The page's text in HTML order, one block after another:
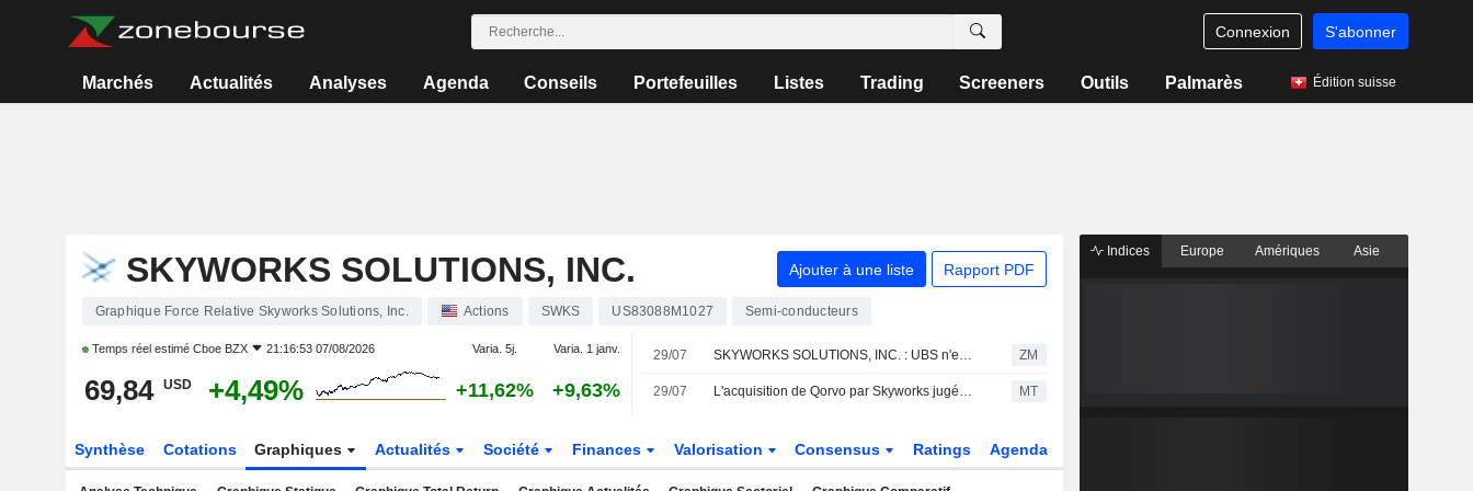
Connexion S'abonner
Marchés Actualités Analyses Agenda Conseils Portefeuilles Listes Trading Screeners Outils Palmarès Édition suisse
SKYWORKS SOLUTIONS, INC. Ajouter à une liste Rapport PDF
Graphique Force Relative Skyworks Solutions, Inc. Actions SWKS US83088M1027 Semi-conducteurs
Temps réel estimé Cboe BZX 21:16:53 07/08/2026 Varia. 5j. Varia. 1 janv.
69,84 USD +4,49% +11,62% +9,63%
29/07 SKYWORKS SOLUTIONS, INC. : UBS n'est pas inspiré par le dossier ZM
29/07 L'acquisition de Qorvo par Skyworks jugée favorablement face à la stabilité des activités de base, selon RBC MT
Synthèse Cotations Graphiques Actualités Société Finances Valorisation Consensus Ratings Agenda
Indices Europe Amériques Asie